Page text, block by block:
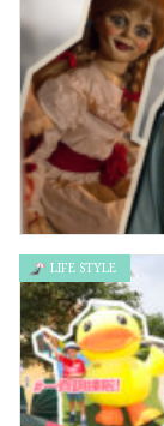
厲陰宅的背後：騷
LIFE STYLE